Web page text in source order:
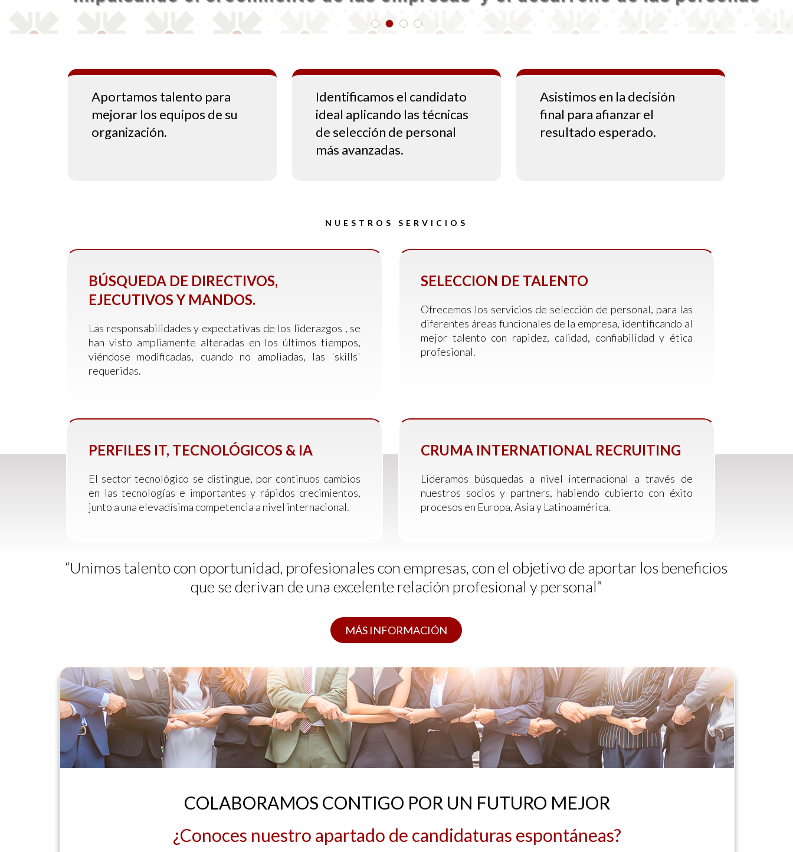
Aportamos talento para
mejorar los equipos de su
organización.
Identificamos el candidato
ideal aplicando las técnicas
de selección de personal
más avanzadas.
Asistimos en la decisión
final para afianzar el
resultado esperado.
NUESTROS SERVICIOS
BÚSQUEDA DE DIRECTIVOS,
EJECUTIVOS Y MANDOS.
Las responsabilidades y expectativas de los liderazgos , se
han visto ampliamente alteradas en los últimos tiempos,
viéndose modificadas, cuando no ampliadas, las 'skills'
requeridas.
SELECCION DE TALENTO
Ofrecemos los servicios de selección de personal, para las
diferentes áreas funcionales de la empresa, identificando al
mejor talento con rapidez, calidad, confiabilidad y ética
profesional.
PERFILES IT, TECNOLÓGICOS & IA
El sector tecnológico se distingue, por continuos cambios
en las tecnologías e importantes y rápidos crecimientos,
junto a una elevadísima competencia a nivel internacional.
CRUMA INTERNATIONAL RECRUITING
Lideramos búsquedas a nivel internacional a través de
nuestros socios y partners, habiendo cubierto con éxito
procesos en Europa, Asia y Latinoamérica.
“Unimos talento con oportunidad, profesionales con empresas, con el objetivo de aportar los beneficios
que se derivan de una excelente relación profesional y personal”
MÁS INFORMACIÓN
COLABORAMOS CONTIGO POR UN FUTURO MEJOR
¿Conoces nuestro apartado de candidaturas espontáneas?